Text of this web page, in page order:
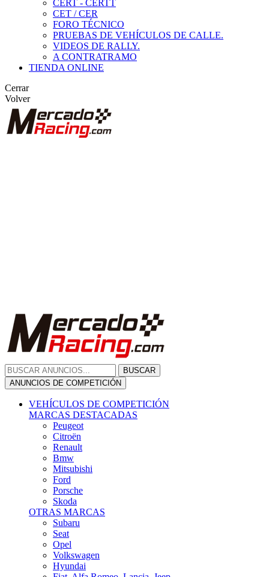
CERT - CERTT
CET / CER
FORO TÉCNICO
PRUEBAS DE VEHÍCULOS DE CALLE.
VIDEOS DE RALLY.
A CONTRATRAMO
TIENDA ONLINE
Cerrar
Volver
Porsche
Skoda
OTRAS MARCAS
Seat
Opel
Volkswagen
Hyundai
Fiat, Alfa Romeo, Lancia, Jeep
Toyota
Suzuki
Honda
Mini
Dacia
Audi
Otras Marcas
ANUNCIOS DE COMPRA
Compra De Coches
ALQUILER VEHÍCULOS
ALQUILER VEHÍCULOS
Ofertas
Búsquedas
PERSONAL
COPILOTOS